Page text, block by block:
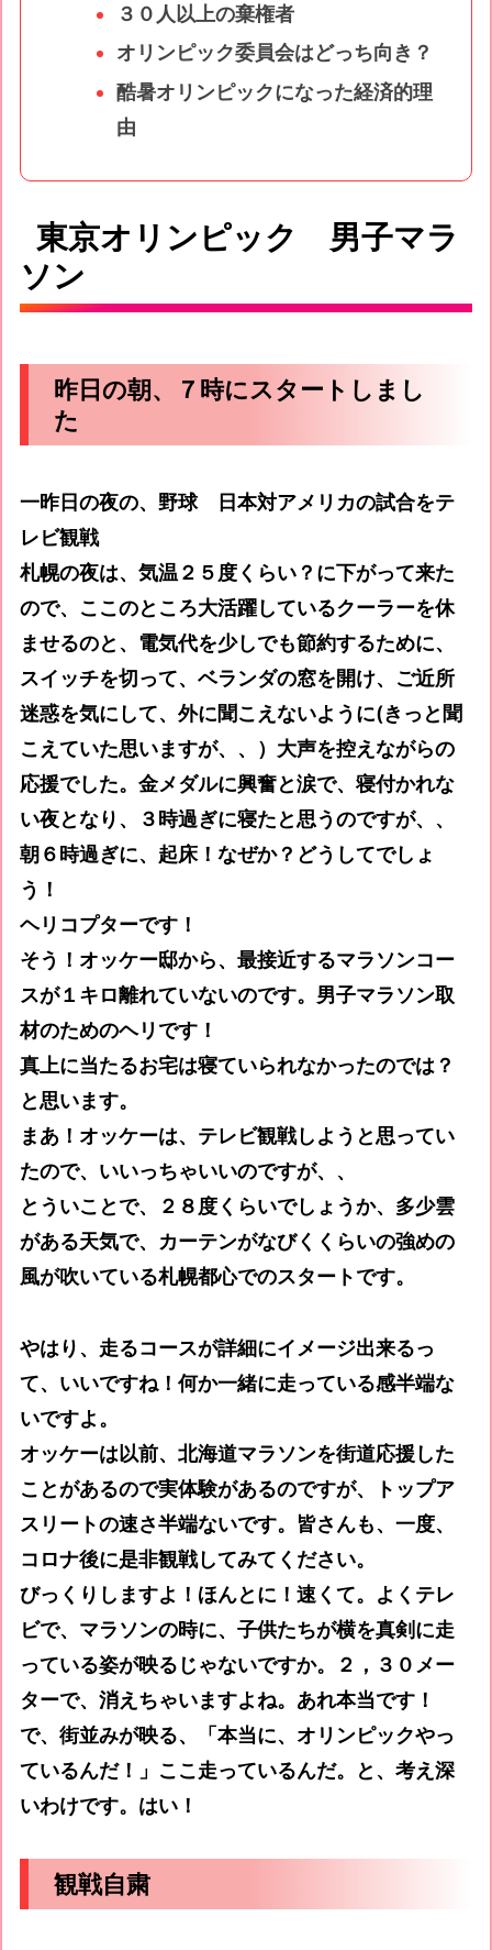
３０人以上の棄権者
オリンピック委員会はどっち向き？
酷暑オリンピックになった経済的理
由
東京オリンピック 男子マラ
ソン
昨日の朝、７時にスタートしまし
た
一昨日の夜の、野球 日本対アメリカの試合をテ
レビ観戦
札幌の夜は、気温２５度くらい？に下がって来た
ので、ここのところ大活躍しているクーラーを休
ませるのと、電気代を少しでも節約するために、
スイッチを切って、ベランダの窓を開け、ご近所
迷惑を気にして、外に聞こえないように(きっと聞
こえていた思いますが、、）大声を控えながらの
応援でした。金メダルに興奮と涙で、寝付かれな
い夜となり、３時過ぎに寝たと思うのですが、、
朝６時過ぎに、起床！なぜか？どうしてでしょ
う！
ヘリコプターです！
そう！オッケー邸から、最接近するマラソンコー
スが１キロ離れていないのです。男子マラソン取
材のためのヘリです！
真上に当たるお宅は寝ていられなかったのでは？
と思います。
まあ！オッケーは、テレビ観戦しようと思ってい
たので、いいっちゃいいのですが、、
とういことで、２８度くらいでしょうか、多少雲
がある天気で、カーテンがなびくくらいの強めの
風が吹いている札幌都心でのスタートです。
やはり、走るコースが詳細にイメージ出来るっ
て、いいですね！何か一緒に走っている感半端な
いですよ。
オッケーは以前、北海道マラソンを街道応援した
ことがあるので実体験があるのですが、トップア
スリートの速さ半端ないです。皆さんも、一度、
コロナ後に是非観戦してみてください。
びっくりしますよ！ほんとに！速くて。よくテレ
ビで、マラソンの時に、子供たちが横を真剣に走
っている姿が映るじゃないですか。２，３０メー
ターで、消えちゃいますよね。あれ本当です！
で、街並みが映る、「本当に、オリンピックやっ
ているんだ！」ここ走っているんだ。と、考え深
いわけです。はい！
観戦自粛